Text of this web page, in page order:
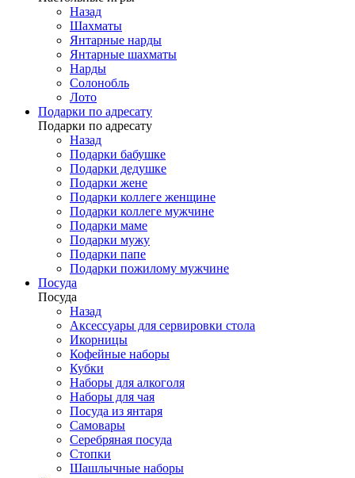
Назад
Шахматы
Янтарные нарды
Янтарные шахматы
Нарды
Солонобль
Лото
Подарки по адресату
Подарки по адресату
Назад
Подарки бабушке
Подарки дедушке
Подарки жене
Подарки коллеге женщине
Подарки коллеге мужчине
Подарки маме
Подарки мужу
Подарки папе
Подарки пожилому мужчине
Посуда
Посуда
Назад
Аксессуары для сервировки стола
Икорницы
Кофейные наборы
Кубки
Наборы для алкоголя
Наборы для чая
Посуда из янтаря
Самовары
Серебряная посуда
Стопки
Шашлычные наборы